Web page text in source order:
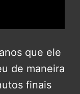
que ele
de maneira
finais